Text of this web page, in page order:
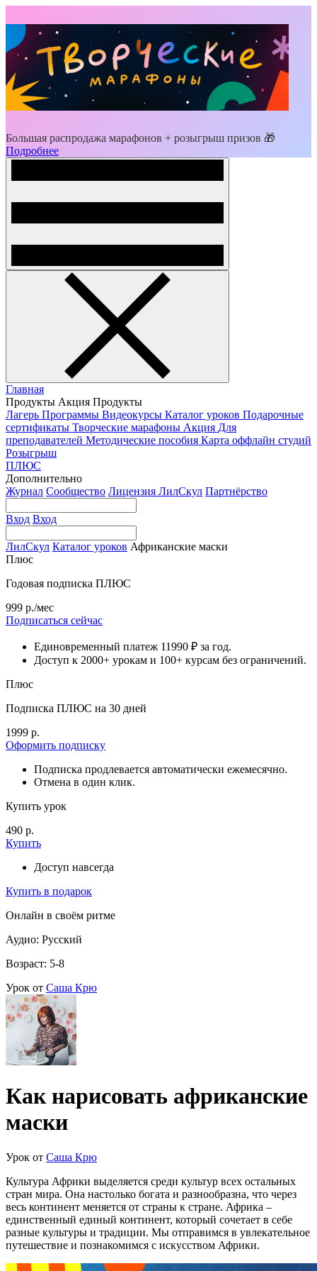
Большая распродажа марафонов + розыгрыш призов 🎁
Подробнее
Главная
Продукты Акция Продукты
Лагерь Программы Видеокурсы Каталог уроков Подарочные
сертификаты Творческие марафоны Акция Для
преподавателей Методические пособия Карта оффлайн студий
Розыгрыш
ПЛЮС
Дополнительно
Журнал Сообщество Лицензия ЛилСкул Партнёрство
Вход Вход
ЛилСкул Каталог уроков Африканские маски
Плюс
Годовая подписка ПЛЮС
999 р./мес
Подписаться сейчас
Единовременный платеж 11990 ₽ за год.
Доступ к 2000+ урокам и 100+ курсам без ограничений.
Плюс
Подписка ПЛЮС на 30 дней
1999 р.
Оформить подписку
Подписка продлевается автоматически ежемесячно.
Отмена в один клик.
Купить урок
490 р.
Купить
Доступ навсегда
Купить в подарок
Онлайн в своём ритме
Аудио: Русский
Возраст: 5-8
Урок от Саша Крю
Как нарисовать африканские
маски
Урок от Саша Крю
Культура Африки выделяется среди культур всех остальных
стран мира. Она настолько богата и разнообразна, что через
весь континент меняется от страны к стране. Африка –
единственный единый континент, который сочетает в себе
разные культуры и традиции. Мы отправимся в увлекательное
путешествие и познакомимся с искусством Африки.